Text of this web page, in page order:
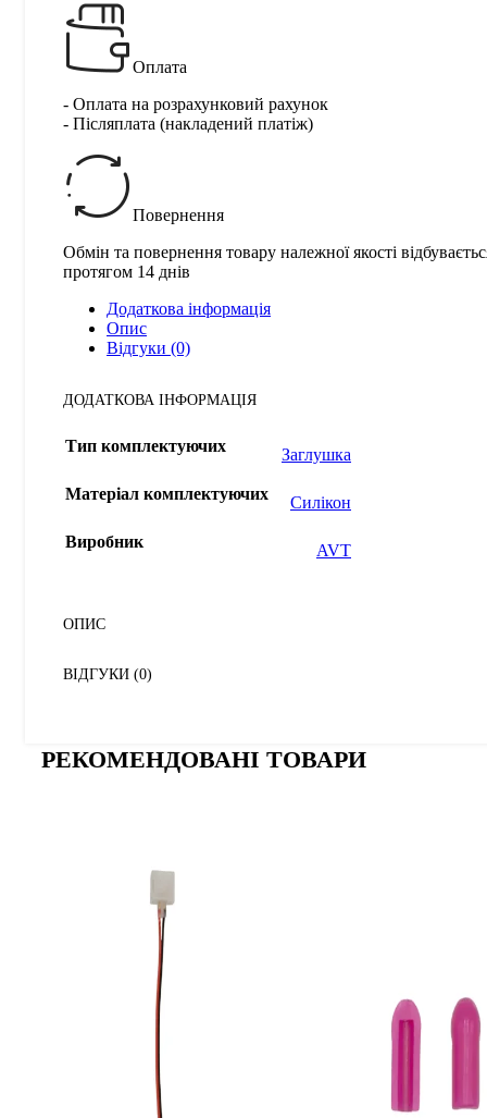
Оплата
- Оплата на розрахунковий рахунок
- Післяплата (накладений платіж)
Повернення
Обмін та повернення товару належної якості
протягом 14 днів
Додаткова інформація
Опис
Відгуки (0)
ДОДАТКОВА ІНФОРМАЦІЯ
Тип комплектуючих Заглушка
Матеріал комплектуючих Силікон
Виробник AVT
ОПИС
ВІДГУКИ (0)
РЕКОМЕНДОВАНІ ТОВАРИ